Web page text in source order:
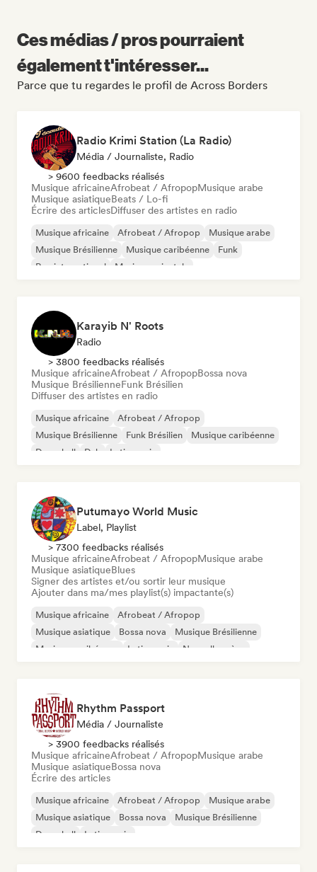
Ces médias / pros pourraient
également t'intéresser...
Parce que tu regardes le profil de Across Borders
Radio Krimi Station (La Radio)
Média / Journaliste, Radio
> 9600 feedbacks réalisés
Musique africaineAfrobeat / AfropopMusique arabe
Musique asiatiqueBeats / Lo-fi
Écrire des articlesDiffuser des artistes en radio
Musique africaine Afrobeat / Afropop
Musique arabe
Musique Brésilienne
Musique caribéenne
Funk
Rap international
Musique orientale
Karayib N' Roots
Radio
> 3800 feedbacks réalisés
Musique africaineAfrobeat / AfropopBossa nova
Musique BrésilienneFunk Brésilien
Diffuser des artistes en radio
Musique africaine
Afrobeat / Afropop
Musique Brésilienne
Funk Brésilien
Musique caribéenne
Dancehall
Dub Latin music
Putumayo World Music
Label, Playlist
> 7300 feedbacks réalisés
Musique africaineAfrobeat / AfropopMusique arabe
Musique asiatiqueBlues
Signer des artistes et/ou sortir leur musique
Ajouter dans ma/mes playlist(s) impactante(s)
Musique africaine
Afrobeat / Afropop
Musique asiatique
Bossa nova
Musique Brésilienne
Musique caribéenne
Latin music Nouvelle scène
Rhythm Passport
Média / Journaliste
> 3900 feedbacks réalisés
Musique africaineAfrobeat / AfropopMusique arabe
Musique asiatiqueBossa nova
Écrire des articles
Musique africaine Afrobeat / Afropop
Musique arabe
Musique asiatique
Bossa nova
Musique Brésilienne
Dancehall
Latin music